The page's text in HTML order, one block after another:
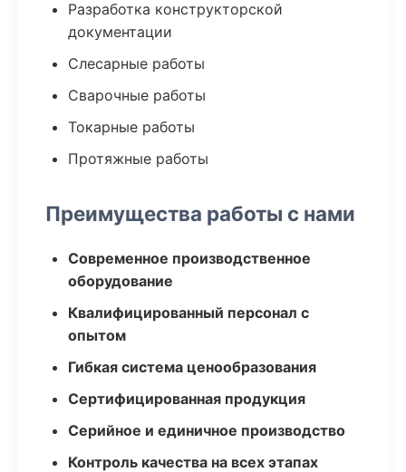
Разработка конструкторской
документации
Слесарные работы
Сварочные работы
Токарные работы
Протяжные работы
Преимущества работы с нами
Современное производственное
оборудование
Квалифицированный персонал с
опытом
Гибкая система ценообразования
Сертифицированная продукция
Серийное и единичное производство
Контроль качества на всех этапах